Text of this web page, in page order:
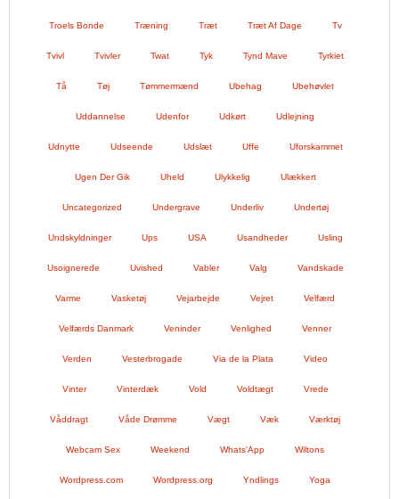
Troels Bonde Træning Træt Træt Af Dage Tv
Tvivl Tvivler Twat Tyk Tynd Mave Tyrkiet
Tå Tøj Tømmermænd Ubehag Ubehøvlet
Uddannelse Udenfor Udkørt Udlejning
Udnytte Udseende Udslæt Uffe Uforskammet
Ugen Der Gik Uheld Ulykkelig Ulækkert
Uncategorized Undergrave Underliv Undertøj
Undskyldninger Ups USA Usandheder Usling
Usoignerede Uvished Vabler Valg Vandskade
Varme Vasketøj Vejarbejde Vejret Velfærd
Velfærds Danmark Veninder Venlighed Venner
Verden Vesterbrogade Via de la Plata Video
Vinter Vinterdæk Vold Voldtægt Vrede
Våddragt Våde Drømme Vægt Væk Værktøj
Webcam Sex Weekend Whats'App Wiltons
Wordpress.com Wordpress.org Yndlings Yoga